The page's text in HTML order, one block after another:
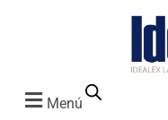
Menú